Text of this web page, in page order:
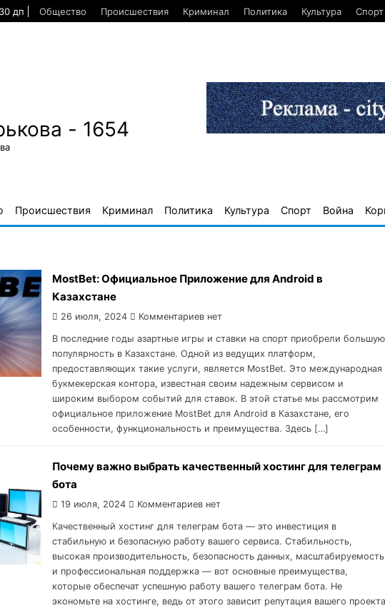
дп Общество Происшествия Криминал Политика Культура Спорт
- 1654
Происшествия Криминал Политика Культура Спорт Война
MostBet: Официальное Приложение для Android в
Казахстане
26 июля, 2024 Комментариев нет
В последние годы азартные игры и ставки на спорт приобрели большую
популярность в Казахстане. Одной из ведущих платформ,
предоставляющих такие услуги, является MostBet. Это международная
букмекерская контора, известная своим надежным сервисом и
широким выбором событий для ставок. В этой статье мы рассмотрим
официальное приложение MostBet для Android в Казахстане, его
особенности, функциональность и преимущества. Здесь […]
Почему важно выбрать качественный хостинг для телеграм
бота
19 июля, 2024 Комментариев нет
Качественный хостинг для телеграм бота — это инвестиция в
стабильную и безопасную работу вашего сервиса. Стабильность,
высокая производительность, безопасность данных, масштабируемость
и профессиональная поддержка — вот основные преимущества,
которые обеспечат успешную работу вашего телеграм бота. Не
экономьте на хостинге, ведь от этого зависит репутация вашего проекта